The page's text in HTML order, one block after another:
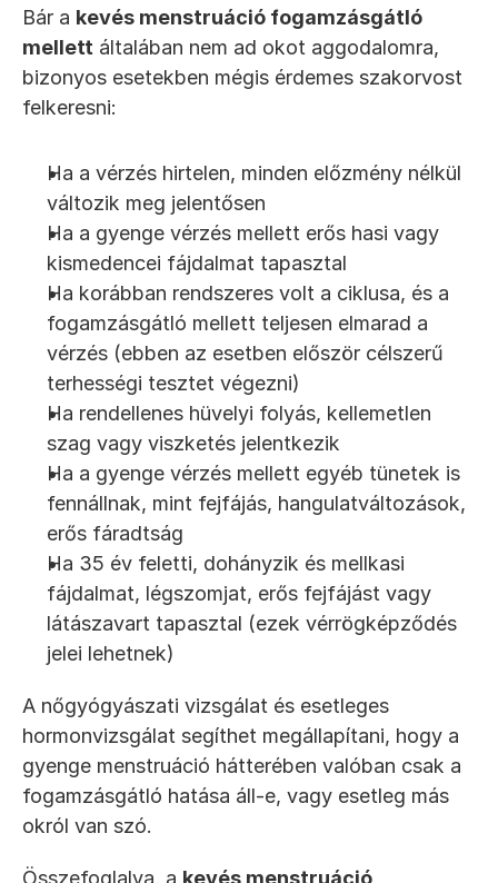
Bár a kevés menstruáció fogamzásgátló
mellett általában nem ad okot aggodalomra,
bizonyos esetekben mégis érdemes szakorvost
felkeresni:
Ha a vérzés hirtelen, minden előzmény nélkül
változik meg jelentősen
Ha a gyenge vérzés mellett erős hasi vagy
kismedencei fájdalmat tapasztal
Ha korábban rendszeres volt a ciklusa, és a
fogamzásgátló mellett teljesen elmarad a
vérzés (ebben az esetben először célszerű
terhességi tesztet végezni)
Ha rendellenes hüvelyi folyás, kellemetlen
szag vagy viszketés jelentkezik
Ha a gyenge vérzés mellett egyéb tünetek is
fennállnak, mint fejfájás, hangulatváltozások,
erős fáradtság
Ha 35 év feletti, dohányzik és mellkasi
fájdalmat, légszomjat, erős fejfájást vagy
látászavart tapasztal (ezek vérrögképződés
jelei lehetnek)
A nőgyógyászati vizsgálat és esetleges
hormonvizsgálat segíthet megállapítani, hogy a
gyenge menstruáció hátterében valóban csak a
fogamzásgátló hatása áll-e, vagy esetleg más
okról van szó.
Összefoglalva, a kevés menstruáció